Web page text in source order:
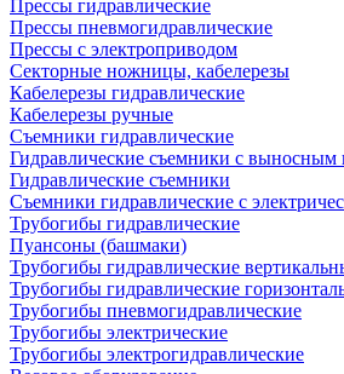
Прессы гидравлические
Прессы пневмогидравлические
Прессы с электроприводом
Секторные ножницы, кабелерезы
Кабелерезы гидравлические
Кабелерезы ручные
Съемники гидравлические
Гидравлические cъемники с выносным
Гидравлические съемники
Съемники гидравлические с
Трубогибы гидравлические
Пуансоны (башмаки)
Трубогибы гидравлические
Трубогибы гидравлические
Трубогибы пневмогидравлические
Трубогибы электрические
Трубогибы электрогидравлические